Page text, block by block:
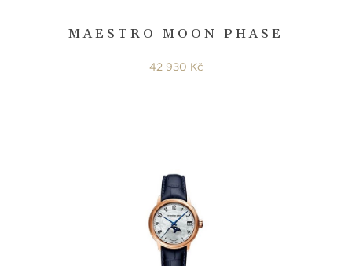
MAESTRO MOON PHASE
42 930 Kč